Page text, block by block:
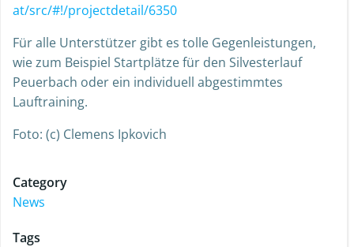
at/src/#!/projectdetail/6350
Für alle Unterstützer gibt es tolle Gegenleistungen,
wie zum Beispiel Startplätze für den Silvesterlauf
Peuerbach oder ein individuell abgestimmtes
Lauftraining.
Foto: (c) Clemens Ipkovich
Category
News
Tags